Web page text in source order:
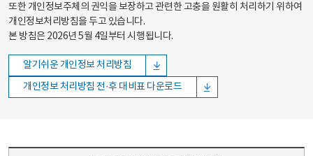
또한 개인정보주체의 권익을 보장하고 관련한 고충을 원활히 처리하기 위하여
개인정보처리방침을 두고 있습니다.
본 방침은 2026년 5월 4일부터 시행됩니다.
알기쉬운 개인정보 처리방침
개인정보 처리방침 전·후 대비표 다운로드